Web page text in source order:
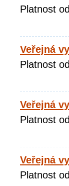
Platnost
Veřejná
Platnost
Veřejná
Platnost
Veřejná
Platnost